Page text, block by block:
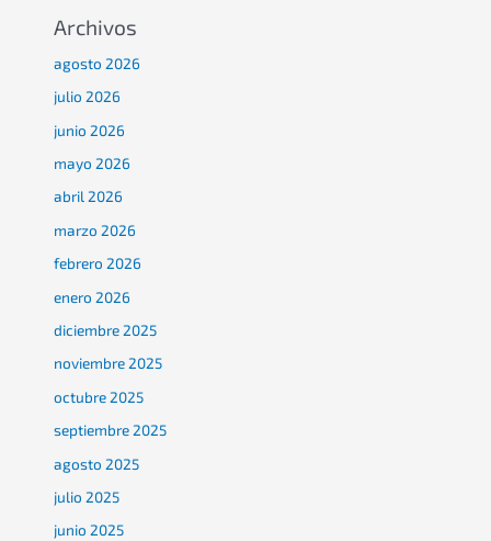
Archivos
agosto 2026
julio 2026
junio 2026
mayo 2026
abril 2026
marzo 2026
febrero 2026
enero 2026
diciembre 2025
noviembre 2025
octubre 2025
septiembre 2025
agosto 2025
julio 2025
junio 2025